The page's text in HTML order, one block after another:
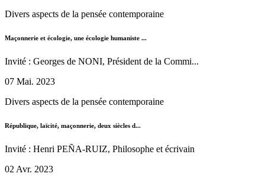
Divers aspects de la pensée contemporaine
Maçonnerie et écologie, une écologie humaniste ...
Invité : Georges de NONI, Président de la Commi...
07 Mai. 2023
Divers aspects de la pensée contemporaine
République, laïcité, maçonnerie, deux siècles d...
Invité : Henri PEÑA-RUIZ, Philosophe et écrivain
02 Avr. 2023